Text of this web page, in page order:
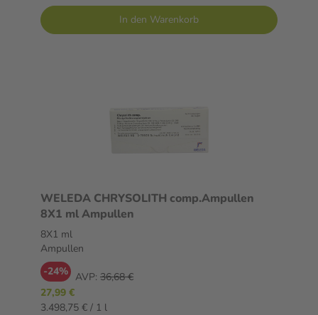
In den Warenkorb
WELEDA CHRYSOLITH comp.Ampullen
8X1 ml Ampullen
8X1 ml
Ampullen
-24% AVP: 36,68 €
27,99 €
3.498,75 € / 1 l